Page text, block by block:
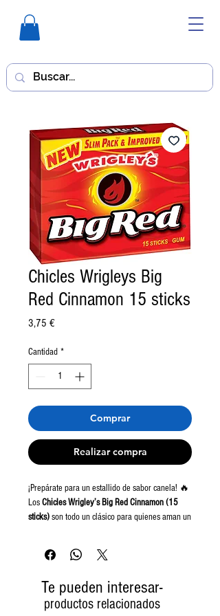
Chicles Wrigleys Big
Red Cinnamon 15 sticks
3,75 €Precio
Cantidad *
Comprar
Realizar compra
¡Prepárate para un estallido de sabor canela! 🔥
LosChicles Wrigley’s Big Red Cinnamon (15
sticks)son todo un clásico para quienes aman un
libera un sabor ardiente y especiado que
refresca con personalidad 💥.
Con su inconfundible sabor a canela, estos
chicles no solo refrescan el aliento 😮‍💨, sino que
Te pueden interesar-
productos relacionados